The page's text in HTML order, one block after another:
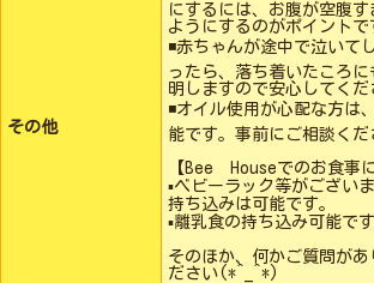
その他
にするには、お腹が空腹
ようにするのがポイントで
◾️赤ちゃんが途中で泣いて
ったら、落ち着いたころ
明しますので安心してくだ
◾️オイル使用が心配な方は
能です。事前にご相談くだ
【Bee Houseでのお食事
▪ベビーラック等がござい
持ち込みは可能です。
▪離乳食の持ち込み可能で
そのほか、何かご質問があ
ださい(*^_^*)